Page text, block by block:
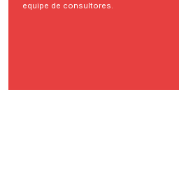
equipe de consultores.